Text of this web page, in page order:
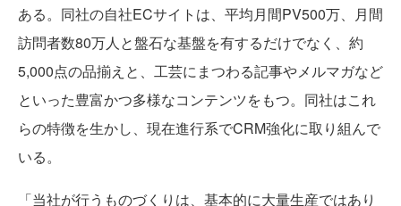
ある。同社の自社ECサイトは、平均月間PV500万、月間
訪問者数80万人と盤石な基盤を有するだけでなく、約
5,000点の品揃えと、工芸にまつわる記事やメルマガなど
といった豊富かつ多様なコンテンツをもつ。同社はこれ
らの特徴を生かし、現在進行系でCRM強化に取り組んで
いる。
「当社が行うものづくりは、基本的に大量生産ではあり